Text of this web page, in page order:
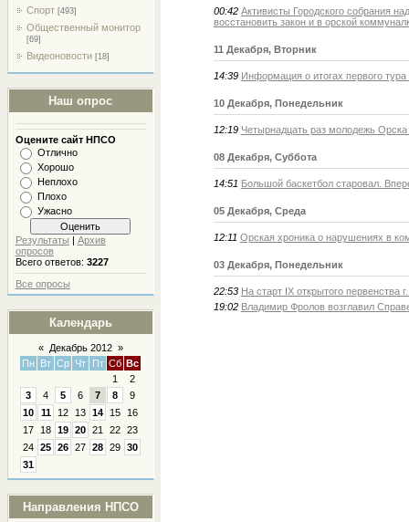
Спорт [493]
Общественный монитор
[69]
Видеоновости [18]
Наш опрос
Оцените сайт НПСО
Отлично
Хорошо
Неплохо
Плохо
Ужасно
Результаты
Архив
опросов
Всего ответов: 3227
Все опросы
Календарь
« Декабрь 2012 »
Пн Вт Ср Чт Пт Сб Вс
1
2
3
4 5 6 7 8
9
10
11 12 13 14 15
16
17
18 19 20 21 22 23
24 25 26 27 28 29 30
31
Направления НПСО
00:42 Активисты Городского собрания
восстановить закон и в орской
11 Декабря, Вторник
14:39 Информация о итогах первого
10 Декабря, Понедельник
12:19 Четырнадцать раз молодежь
08 Декабря, Суббота
14:51 Большой баскетбол старовал.
05 Декабря, Среда
12:11 Орская хроника о нарушениях в
03 Декабря, Понедельник
22:53 На старт IX открытого
19:02 Владимир Фролов возглавил